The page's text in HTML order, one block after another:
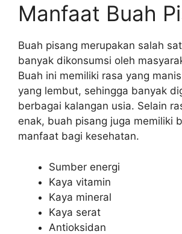
Manfaat Buah
Buah pisang merupakan salah
banyak dikonsumsi oleh
Buah ini memiliki rasa yang
yang lembut, sehingga banyak
berbagai kalangan usia. Selain
enak, buah pisang juga memiliki
manfaat bagi kesehatan.
Sumber energi
Kaya vitamin
Kaya mineral
Kaya serat
Antioksidan